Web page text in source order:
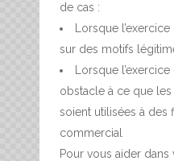
de cas :
Lorsque
sur des motifs
Lorsque
obstacle à ce que
soient utilisées à des
commercial
Pour vous aider dans